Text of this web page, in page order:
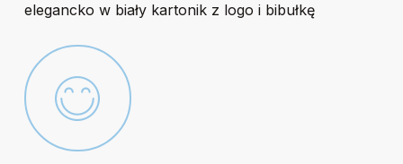
elegancko w biały kartonik z logo i bibułkę